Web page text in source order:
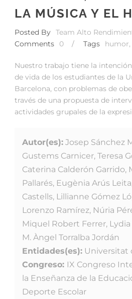
LA MÚSICA Y EL
Posted By Team Alto
Comments
0 / Tags humor,
Nuestro trabajo tiene la
de vida de los estudiantes de la
Barcelona, con problemas de
través de una propuesta de
actividades grupales de la
Autor(es): Josep Sánchez
Gustems Carnicer, Teresa
Caterina Calderón Garrido,
Pallarés, Eugènia Arús
Castells, Lillianne Gómez
Lorenzo Ramírez, Núria
Miquel Robert Ferrer,
M. Àngel Torralba Jordán
Entidades(es): Universitat
Congreso: IX Congreso
la Enseñanza de la
Deporte Escolar